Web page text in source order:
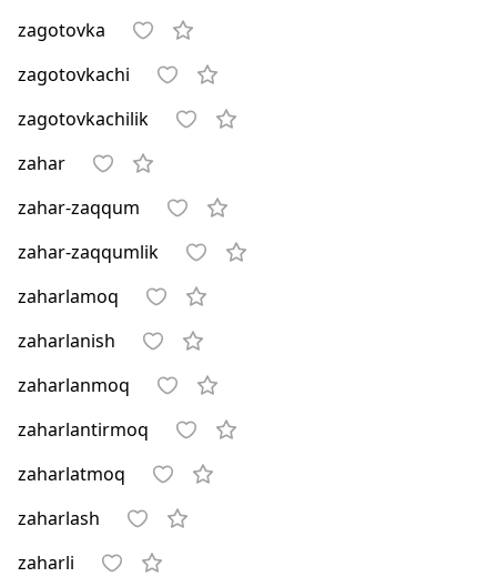
zagotovka
zagotovkachi
zagotovkachilik
zahar
zahar-zaqqum
zahar-zaqqumlik
zaharlamoq
zaharlanish
zaharlanmoq
zaharlantirmoq
zaharlatmoq
zaharlash
zaharli